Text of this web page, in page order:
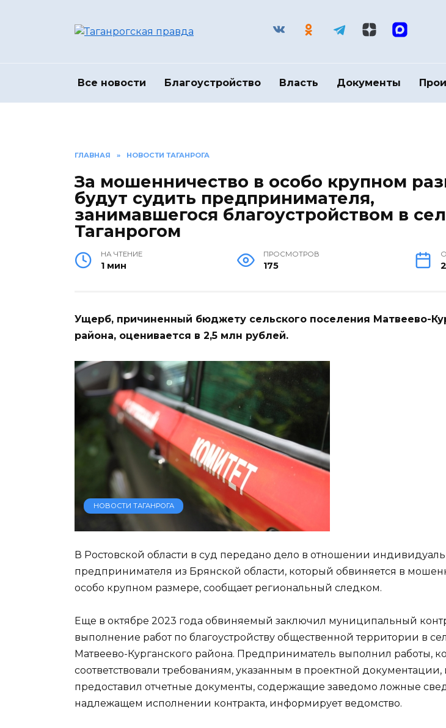
Все новости Благоустройство Власть Документы
ГЛАВНАЯ » НОВОСТИ ТАГАНРОГА
За мошенничество в особо крупном
будут судить предпринимателя,
занимавшегося благоустройством в
Таганрогом
НА ЧТЕНИЕ
1 мин
ПРОСМОТРОВ
175
Ущерб, причиненный бюджету сельского поселения Матвеево-
района, оценивается в 2,5 млн рублей.
НОВОСТИ ТАГАНРОГА
В Ростовской области в суд передано дело в отношении
предпринимателя из Брянской области, который обвиняется в
особо крупном размере, сообщает региональный следком.
Еще в октябре 2023 года обвиняемый заключил муниципальный
выполнение работ по благоустройству общественной территории в
Матвеево-Курганского района. Предприниматель выполнил работы,
соответствовали требованиям, указанным в проектной документации,
предоставил отчетные документы, содержащие заведомо ложные
надлежащем исполнении контракта, информирует ведомство.